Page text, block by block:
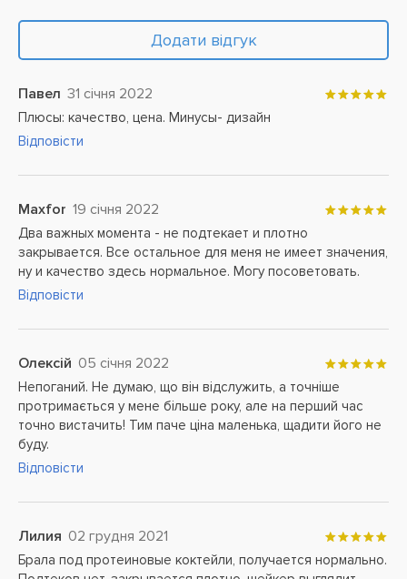
Додати відгук
Павел 31 січня 2022
Плюсы: качество, цена. Минусы- дизайн
Відповісти
Maxfor 19 січня 2022
Два важных момента - не подтекает и плотно
закрывается. Все остальное для меня не имеет значения,
ну и качество здесь нормальное. Могу посоветовать.
Відповісти
Олексій 05 січня 2022
Непоганий. Не думаю, що він відслужить, а точніше
протримається у мене більше року, але на перший час
точно вистачить! Тим паче ціна маленька, щадити його не
буду.
Відповісти
Лилия 02 грудня 2021
Брала под протеиновые коктейли, получается нормально.